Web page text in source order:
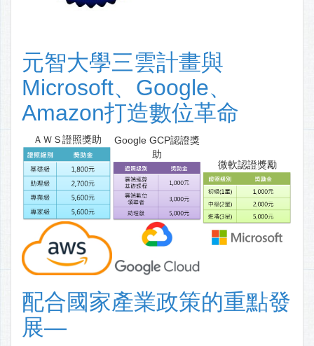
元智大學三雲計畫與
Microsoft、Google、
Amazon打造數位革命
ＡＷＳ證照獎助
Google GCP認證獎
助
微軟認證獎勵
配合國家產業政策的重點發
展—